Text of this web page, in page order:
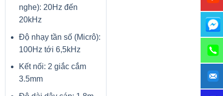
nghe): 20Hz đến
20kHz
Độ nhạy tần số (Micrô):
100Hz tới 6,5kHz
Kết nối: 2 giắc cắm
3.5mm